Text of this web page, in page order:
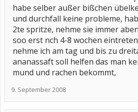
habe selber außer bißchen
und durchfall keine probleme,
2te spritze, nehme sie immer
soo erst nch 4-8 wochen
nehme ich am tag und bis zu
ananassaft soll helfen das man
mund und rachen bekommt,
9. September 2008